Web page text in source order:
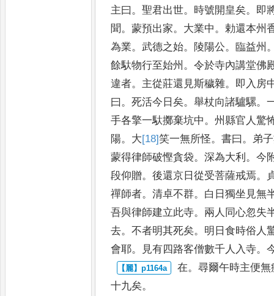
主曰 。聖君出世。 時號開皇矣。
即
聞 。蒙預出家。 大業中 。勅還本州
為業。武德之始。 陵陽公。臨益州
餘馱物行至始州 。令於寺內講堂佛
違者。 主從莊還見斯穢雜。
即入房
曰 。死活今日矣。舉杖向諸驢騾。
手各擎一馱擲棄坑中 。州縣官人驚
陽。 大[18]笑一無所怪。書曰 。
弟
蒙得律師破慳貪袋。深為大利 。今
段仰贈。後還京日從受菩薩戒焉。
禪師者。清卓不群。 白日獨坐見無
吾與律師建立此寺。 兩人同心忽失
去。不者明其死矣。 明日食時俗人
會耶。 見有四路客僧數千人入寺。
在。尋爾午時主便無
十九矣。